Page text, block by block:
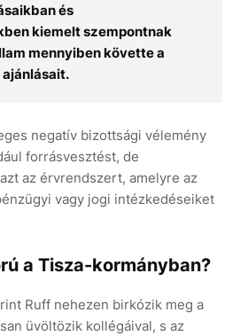
és
kiemelt szempontnak
mennyiben követte a
negatív bizottsági vélemény
forrásvesztést, de
az érvrendszert, amelyre az
vagy jogi intézkedéseiket
a Tisza-kormányban?
Ruff nehezen birkózik meg a
üvöltözik kollégáival, s az